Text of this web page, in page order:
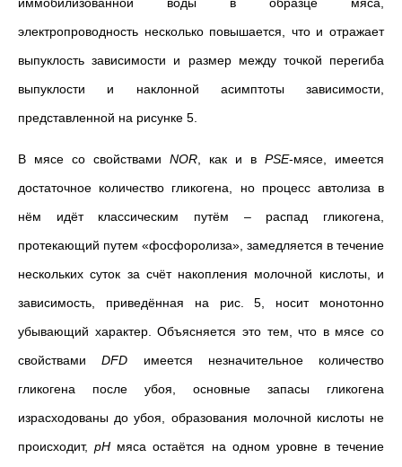
электропроводность несколько повышается, что и отражает
выпуклость зависимости и размер между точкой перегиба
выпуклости и наклонной асимптоты зависимости,
представленной на рисунке 5.
В мясе со свойствами NOR , как и в PSE-мясе, имеется
достаточное количество гликогена, но процесс автолиза в
нём идёт классическим путём – распад гликогена,
протекающий путем «фосфоролиза», замедляется в течение
нескольких суток за счёт накопления молочной кислоты, и
зависимость, приведённая на рис. 5, носит монотонно
убывающий характер. Объясняется это тем, что в мясе со
свойствамиDFD имеется незначительное количество
гликогена после убоя, основные запасы гликогена
израсходованы до убоя, образования молочной кислоты не
происходит,рН мяса остаётся на одном уровне в течение